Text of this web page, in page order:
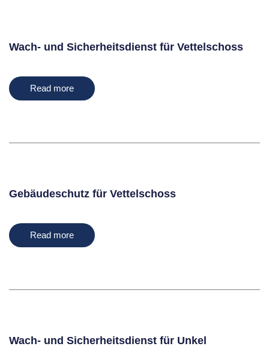
Wach- und Sicherheitsdienst für Vettelschoss
Read more
Gebäudeschutz für Vettelschoss
Read more
Wach- und Sicherheitsdienst für Unkel